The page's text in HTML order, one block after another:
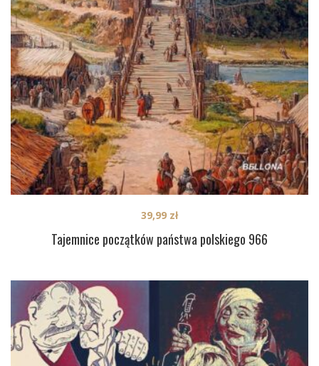
Tajemnice początków państwa polskiego 966
39,99 zł